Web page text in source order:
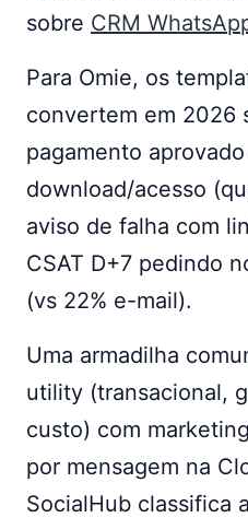
sobre CRM
Para Omie, os
convertem em 2026
pagamento
download/acesso
aviso de falha com
CSAT D+7 pedindo
(vs 22% e-mail).
Uma armadilha
utility (transacional,
custo) com
por mensagem na
SocialHub classifica